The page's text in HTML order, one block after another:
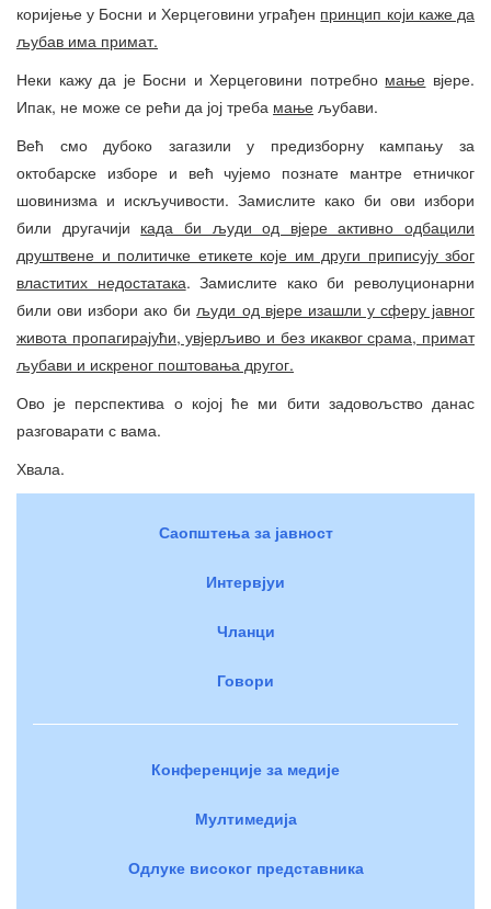
коријење у Босни и Херцеговини уграђен принцип који каже да
љубав има примат.
Неки кажу да је Босни и Херцеговини потребно мање вјере.
Ипак, не може се рећи да јој треба мање љубави.
Већ смо дубоко загазили у предизборну кампању за
октобарске изборе и већ чујемо познате мантре етничког
шовинизма и искључивости. Замислите како би ови избори
били другачији када би људи од вјере активно одбацили
друштвене и политичке етикете које им други приписују због
властитих недостатака. Замислите како би револуционарни
били ови избори ако би људи од вјере изашли у сферу јавног
живота пропагирајући, увјерљиво и без икаквог срама, примат
љубави и искреног поштовања другог.
Ово је перспектива о којој ће ми бити задовољство данас
разговарати с вама.
Хвала.
Саопштења за јавност
Интервјуи
Чланци
Говори
Конференције за медије
Мултимедија
Одлуке високог представника